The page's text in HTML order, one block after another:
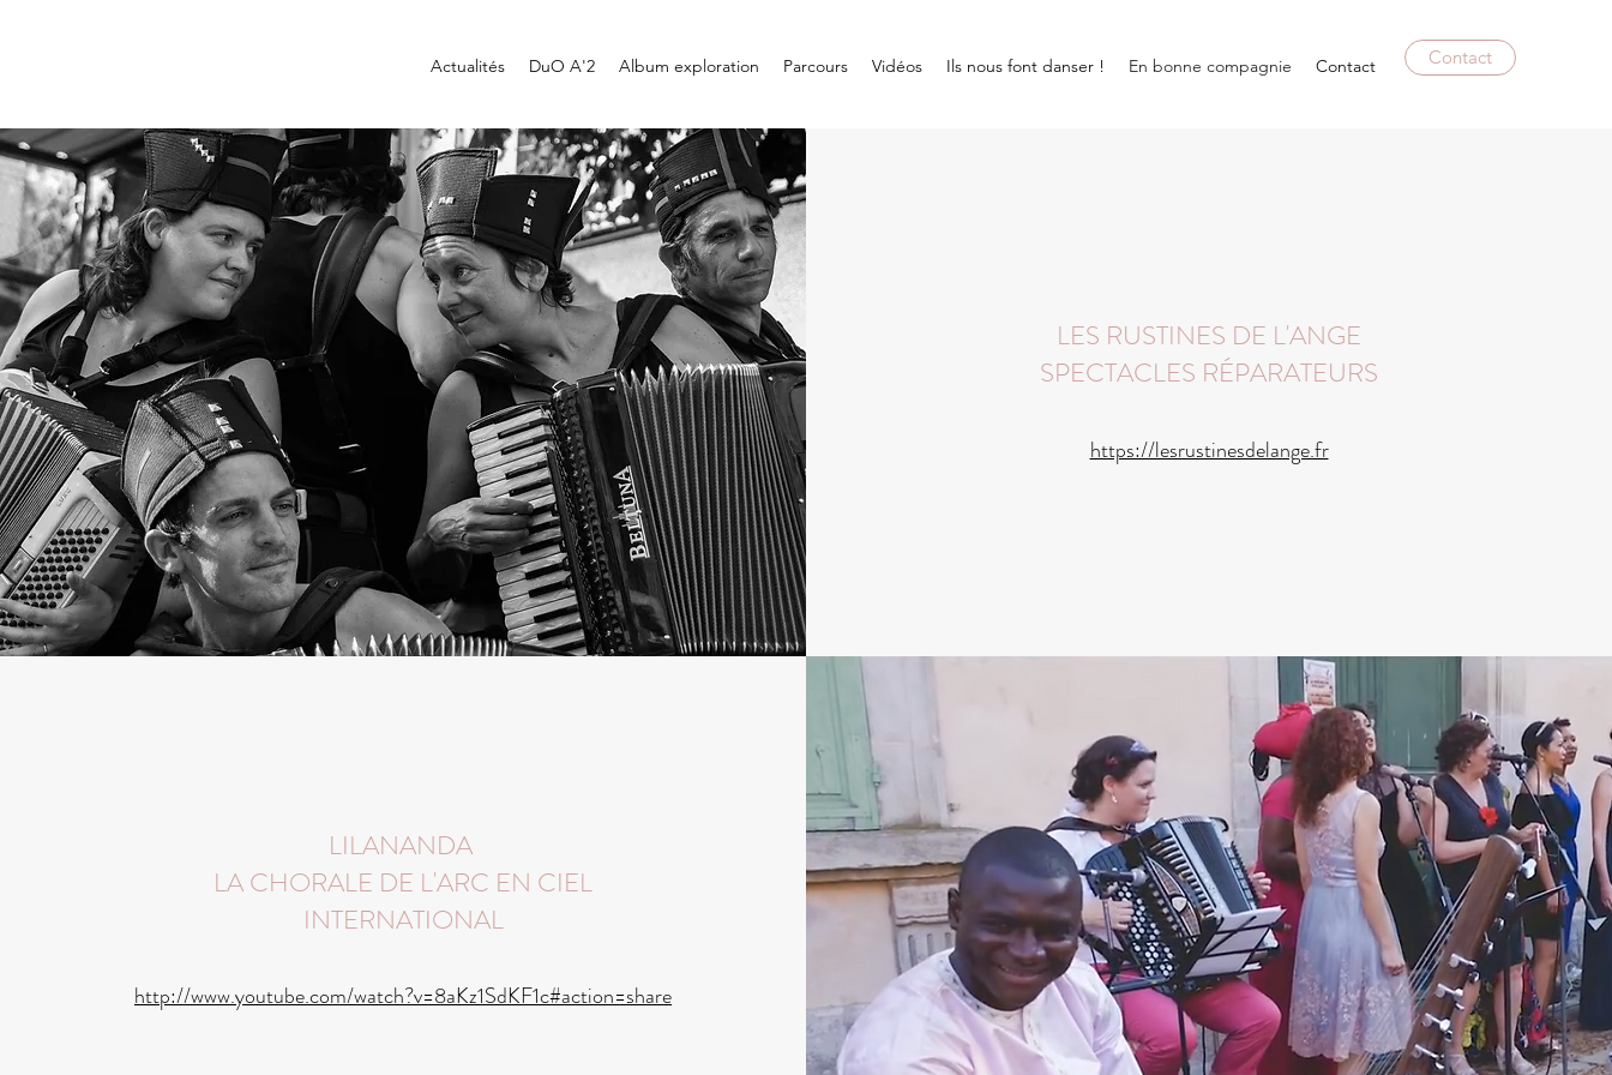
Actualités DuO A'2 Album exploration Parcours Vidéos Ils nous font danser ! En bonne compagnie Contact Contact
LES RUSTINES DE L'ANGE
SPECTACLES RÉPARATEURS
https://lesrustinesdelange.fr
LILANANDA
LA CHORALE DE L'ARC EN CIEL
INTERNATIONAL
http://www.youtube.com/watch?v=8aKz1SdKF1c#action=share